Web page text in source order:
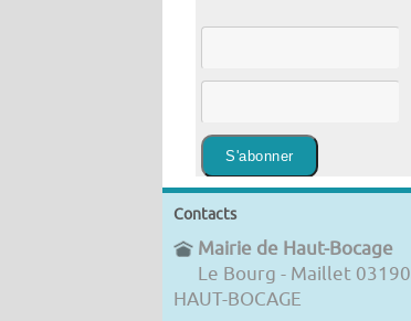
Contacts
Mairie de Haut-Bocage
Le Bourg - Maillet 03190
HAUT-BOCAGE